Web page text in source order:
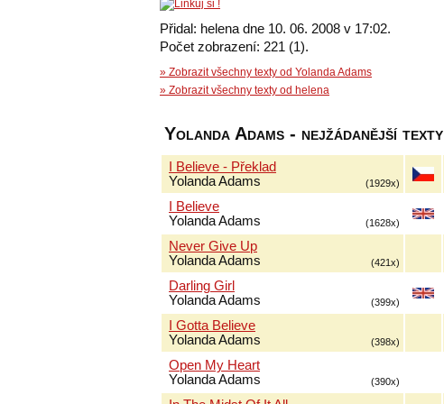
Přidal: helena dne 10. 06. 2008 v 17:02.
Počet zobrazení: 221 (1).
» Zobrazit všechny texty od Yolanda Adams
» Zobrazit všechny texty od helena
Yolanda Adams - nejžádanější texty
I Believe - Překlad
Yolanda Adams
(1929x)
I Believe
Yolanda Adams
(1628x)
Never Give Up
Yolanda Adams
(421x)
Darling Girl
Yolanda Adams
(399x)
I Gotta Believe
Yolanda Adams
(398x)
Open My Heart
Yolanda Adams
(390x)